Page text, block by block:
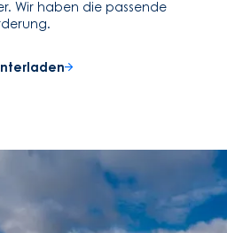
Wir haben die passende